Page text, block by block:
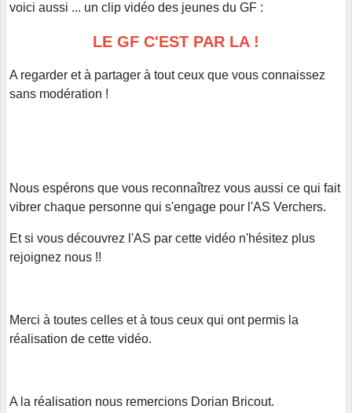
voici aussi ... un clip vidéo des jeunes du GF :
LE GF C'EST PAR LA !
A regarder et à partager à tout ceux que vous connaissez
sans modération !
Nous espérons que vous reconnaîtrez vous aussi ce qui fait
vibrer chaque personne qui s'engage pour l'AS Verchers.
Et si vous découvrez l'AS par cette vidéo n'hésitez plus
rejoignez nous !!
Merci à toutes celles et à tous ceux qui ont permis la
réalisation de cette vidéo.
A la réalisation nous remercions Dorian Bricout.